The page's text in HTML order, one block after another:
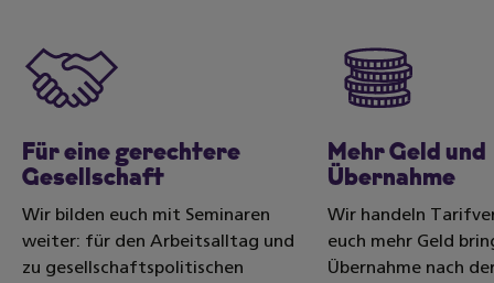
Für eine gerechtere
Gesellschaft
Wir bilden euch mit Seminaren
weiter: für den Arbeitsalltag und
zu gesellschaftspolitischen
Mehr Geld und
Übernahme
Wir handeln
euch mehr Geld
Übernahme nach